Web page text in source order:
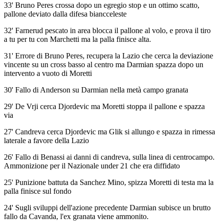
33' Bruno Peres crossa dopo un egregio stop e un ottimo scatto,
pallone deviato dalla difesa biancceleste
32' Farnerud pescato in area blocca il pallone al volo, e prova il tiro
a tu per tu con Marchetti ma la palla finisce alta.
31' Errore di Bruno Peres, recupera la Lazio che cerca la deviazione
vincente su un cross basso al centro ma Darmian spazza dopo un
intervento a vuoto di Moretti
30' Fallo di Anderson su Darmian nella metà campo granata
29' De Vrji cerca Djordevic ma Moretti stoppa il pallone e spazza
via
27' Candreva cerca Djordevic ma Glik si allungo e spazza in rimessa
laterale a favore della Lazio
26' Fallo di Benassi ai danni di candreva, sulla linea di centrocampo.
Ammonizione per il Nazionale under 21 che era diffidato
25' Punizione battuta da Sanchez Mino, spizza Moretti di testa ma la
palla finisce sul fondo
24' Sugli sviluppi dell'azione precedente Darmian subisce un brutto
fallo da Cavanda, l'ex granata viene ammonito.